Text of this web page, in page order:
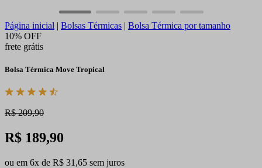
Página inicial | Bolsas Térmicas | Bolsa Térmica por tamanho
10% OFF
frete grátis
Bolsa Térmica Move Tropical
R$ 209,90
R$ 189,90
ou em 6x de R$ 31,65 sem juros